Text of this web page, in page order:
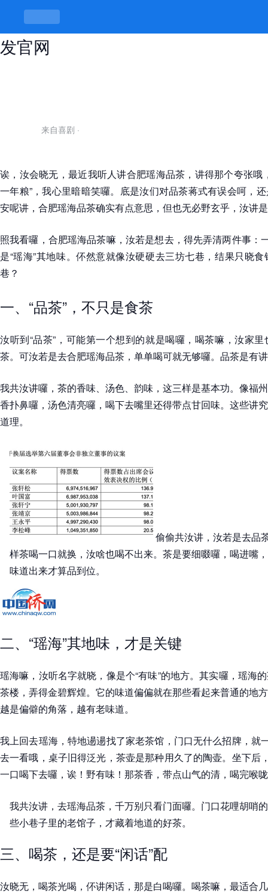
合肥瑶海品茶，茶好也要会品 -k8凯
发官网
来自喜剧 ·
诶，汝会晓无，最近我听人讲合肥瑶海品茶，讲得那个夸张哦
一年粮”，我心里暗暗笑囉。底是汝们对品茶蒋式有误会呵，
安呢讲，合肥瑶海品茶确实有点意思，但也无必野玄乎，汝讲
照我看囉，合肥瑶海品茶嘛，汝若是想去，得先弄清两件事：
是“瑶海”其地味。伓然意就像汝硬硬去三坊七巷，结果只晓
巷？
一、“品茶”，不只是食茶
汝听到“品茶”，可能第一个想到的就是喝囉，喝茶嘛，汝家
茶。可汝若是去合肥瑶海品茶，单单喝可就无够囉。品茶是有
我共汝讲囉，茶的香味、汤色、韵味，这三样是基本功。像福
香扑鼻囉，汤色清亮囉，喝下去嘴里还得带点甘回味。这些讲
道理。
偷偷共汝讲，汝若是去品
样茶喝一口就换，汝啥也喝不出来。茶是要细啜囉，喝进嘴
味道出来才算品到位。
二、“瑶海”其地味，才是关键
瑶海嘛，汝听名字就晓，像是个“有味”的地方。其实囉，瑶海
茶楼，弄得金碧辉煌。它的味道偏偏就在那些看起来普通的地
越是偏僻的角落，越有老味道。
我上回去瑶海，特地逿逿找了家老茶馆，门口无什么招牌，就
去一看哦，桌子旧得泛光，茶壶是那种用久了的陶壶。坐下后
一口喝下去囉，诶！野有味！那茶香，带点山气的清，喝完喉
我共汝讲，去瑶海品茶，千万别只看门面囉。门口花哩胡哨
些小巷子里的老馆子，才藏着地道的好茶。
三、喝茶，还是要“闲话”配
汝晓无，喝茶光喝，伓讲闲话，那是白喝囉。喝茶嘛，最适合